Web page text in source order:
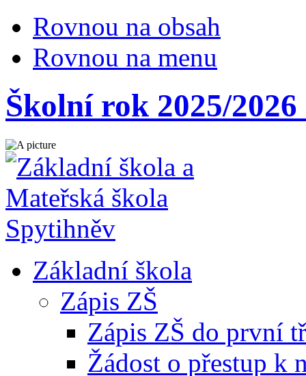
Rovnou na obsah
Rovnou na menu
Školní rok 2025/
Základní škola
Zápis ZŠ
Zápis ZŠ do první
Žádost o přestup k